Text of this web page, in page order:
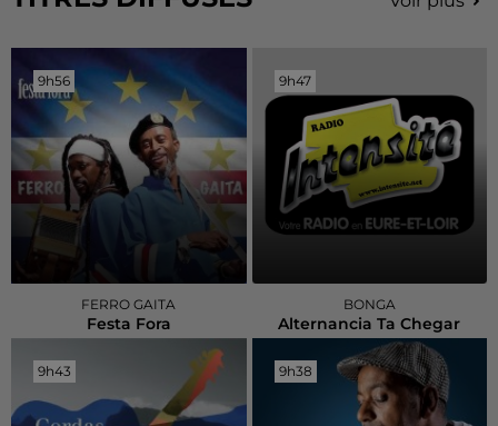
9h56
9h56
FERRO GAITA
Festa Fora
9h47
9h47
BONGA
Alternancia Ta Chegar
9h43
9h43 9h38
9h38